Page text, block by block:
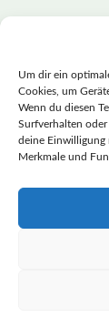
Um dir ein
Cookies, um
Wenn du diesen
Surfverhalten
deine Einwilligung
Merkmale und
©